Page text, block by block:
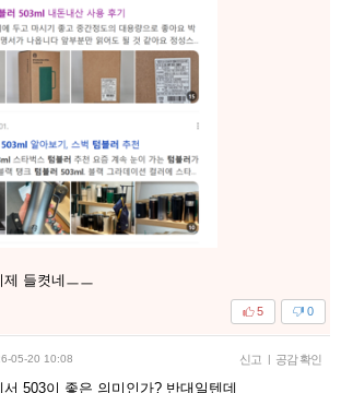
들켯네ㅡㅡ
0
5
05-20 10:08 신고 | 공감 확인
503이 좋은 의미인가? 반대일텐데